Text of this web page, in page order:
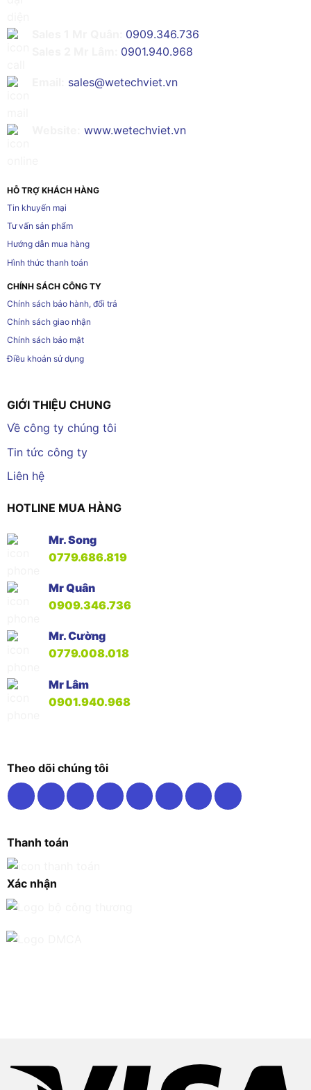
0909.346.736
0901.940.968
sales@wetechviet.vn
www.wetechviet.vn
HỖ TRỢ KHÁCH HÀNG
Tin khuyến mại
Tư vấn sản phẩm
Hướng dẫn mua hàng
Hình thức thanh toán
CHÍNH SÁCH CÔNG TY
Chính sách bảo hành, đổi trả
Chính sách giao nhận
Chính sách bảo mật
Điều khoản sử dụng
GIỚI THIỆU CHUNG
Về công ty chúng tôi
Tin tức công ty
Liên hệ
HOTLINE MUA HÀNG
Mr. Song
0779.686.819
Mr Quân
0909.346.736
Mr. Cường
0779.008.018
Mr Lâm
0901.940.968
Theo dõi chúng tôi
Thanh toán
Xác nhận